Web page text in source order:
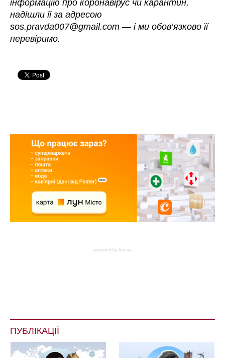
інформацію про коронавірус чи карантин,
надішли її за адресою
sos.pravda007@gmail.com —і ми обов’язково її
перевіримо.
powered by lun.ua
ПУБЛІКАЦІЇ